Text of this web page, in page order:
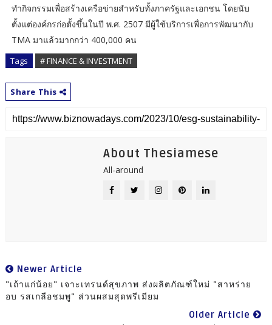
ทำกิจกรรมเพื่อสร้างเครือข่ายสำหรับทั้งภาครัฐและเอกชน โดยนับ
ตั้งแต่องค์กรก่อตั้งขึ้นในปี พ.ศ. 2507 มีผู้ใช้บริการเพื่อการพัฒนากับ
TMA มาแล้วมากกว่า 400,000 คน
Tags # FINANCE & INVESTMENT
Share This
About Thesiamese
All-around
Newer Article
"เถ้าแก่น้อย" เจาะเทรนด์สุขภาพ ส่งผลิตภัณฑ์ใหม่ "สาหร่าย
อบ รสเกลือชมพู" ส่วนผสมสุดพรีเมียม
Older Article